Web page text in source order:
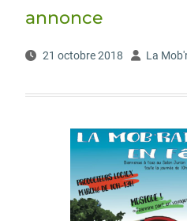
annonce
21 octobre 2018 La